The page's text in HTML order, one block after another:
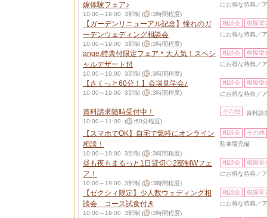
嫁体験フェア♪
10:00～19:00 3部制 ( :3時間程度)
にお得な特典／
【ガーデンリニューアル記念】憧れのガ
ーデンウェディング相談会
10:00～19:00 3部制 ( :3時間程度)
相談会
模擬挙
にお得な特典／
ange.特典付限定フェア＊大人気！スペシ
ャルデザート付
10:00～19:00 3部制 ( :3時間程度)
相談会
模擬挙
にお得な特典／
【さくっと60分！】会場見学会♪
10:00～19:00 3部制 ( :3時間程度)
相談会
模擬挙
にお得な特典／
資料請求随時受付中！
10:00～11:00 ( :60分程度)
その他 資料請
【スマホでOK】自宅で気軽にオンライン
相談！
10:00～19:00 3部制 ( :3時間程度)
相談会
その他
駐車場完備
昼も夜もまるっと1日貸切◇2部制Wフェ
ア！
10:00～19:00 3部制 ( :3時間程度)
相談会
模擬挙
にお得な特典／
【ゼクシィ限定】少人数ウェディング相
談会 コース試食付き
10:00～19:00 3部制 ( :3時間程度)
相談会
模擬挙
にお得な特典／